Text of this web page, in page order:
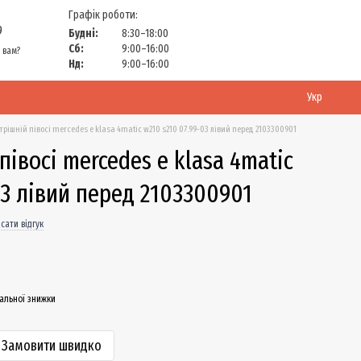
вам?
Графік роботи:
Будні:
8:30–18:00
Сб:
9:00–16:00
Нд:
9:00–16:00
Укр
півосі mercedes e klasa 4matic w210 s210 07.99-03 лівий перед 2103300901
mercedes e klasa 4matic
лівий перед 2103300901
відгук
знижки
Замовити швидко